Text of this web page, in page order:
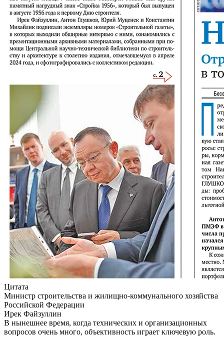
Цитата
Министр строительства и жилищно-коммунального хозяйства
Российской Федерации
Ирек Файзуллин
В нынешнее время, когда технических и организационных
вопросов очень много, объективность играет ключевую роль.